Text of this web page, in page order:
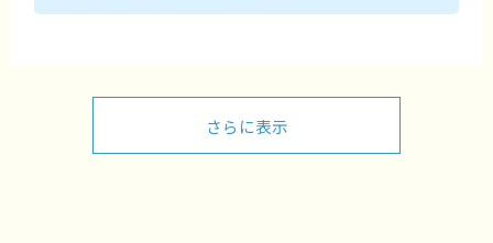
さらに表示